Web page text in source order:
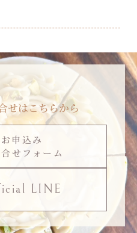
せはこちらから
お申込み
せフォーム
LINE